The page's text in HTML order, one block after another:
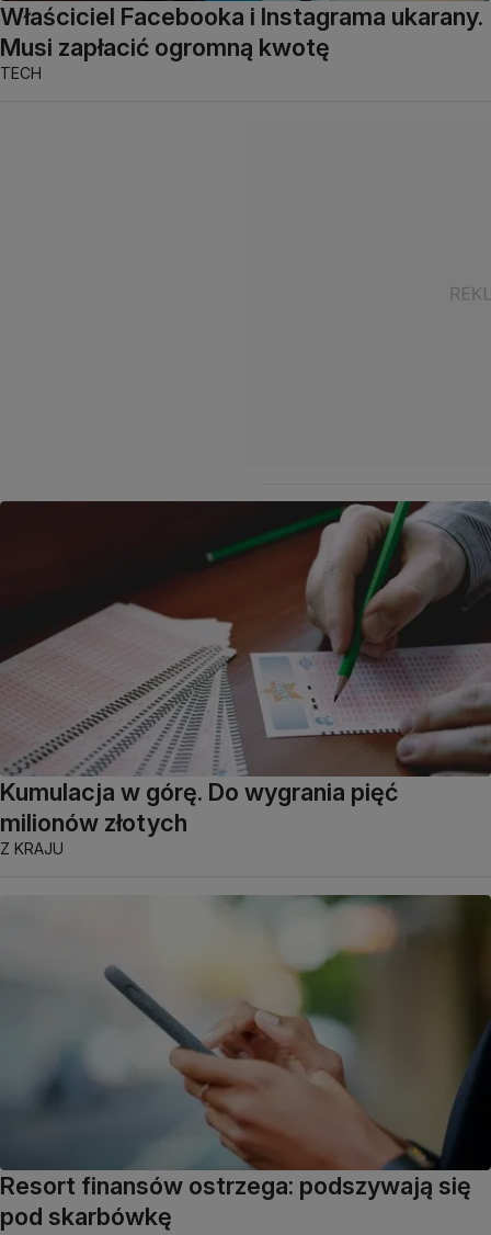
Właściciel Facebooka i Instagrama ukarany.
Musi zapłacić ogromną kwotę
TECH
Kumulacja w górę. Do wygrania pięć
milionów złotych
Z KRAJU
Resort finansów ostrzega: podszywają się
pod skarbówkę